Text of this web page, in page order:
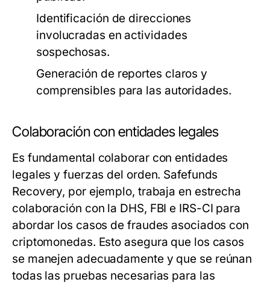
Identificación de direcciones
involucradas en actividades
sospechosas.
Generación de reportes claros y
comprensibles para las autoridades.
Colaboración con entidades legales
Es fundamental colaborar con entidades
legales y fuerzas del orden. Safefunds
Recovery, por ejemplo, trabaja en estrecha
colaboración con la DHS, FBI e IRS-CI para
abordar los casos de fraudes asociados con
criptomonedas. Esto asegura que los casos
se manejen adecuadamente y que se reúnan
todas las pruebas necesarias para las